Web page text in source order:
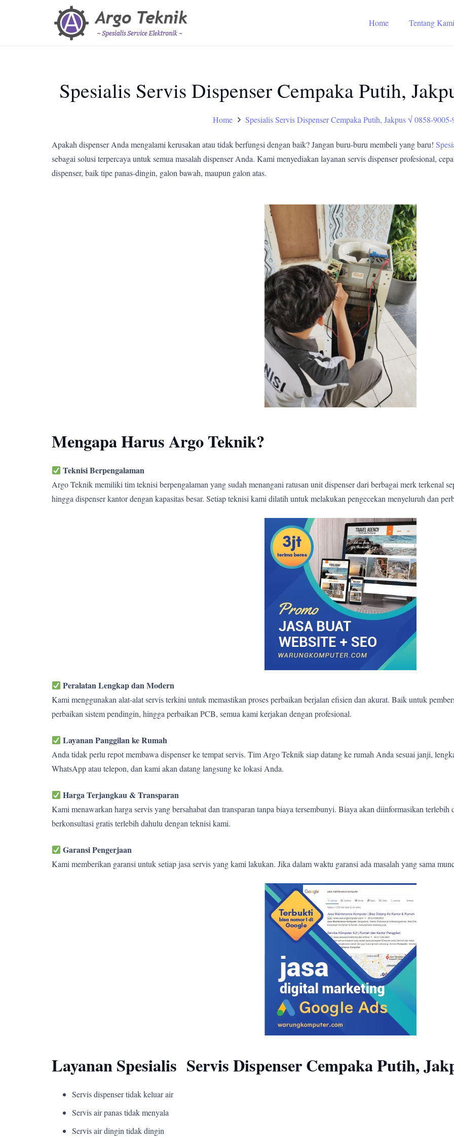
Home Tentang
Spesialis Servis Dispenser Cempaka Putih,
Home Spesialis Servis Dispenser Cempaka Putih, Jakpus √ 0858-
Apakah dispenser Anda mengalami kerusakan atau tidak berfungsi dengan baik? Jangan buru-buru membeli yang baru!
sebagai solusi terpercaya untuk semua masalah dispenser Anda. Kami menyediakan layanan servis dispenser profesional,
dispenser, baik tipe panas-dingin, galon bawah, maupun galon atas.
Mengapa Harus Argo Teknik?
Teknisi Berpengalaman
Argo Teknik memiliki tim teknisi berpengalaman yang sudah menangani ratusan unit dispenser dari berbagai merk terkenal
hingga dispenser kantor dengan kapasitas besar. Setiap teknisi kami dilatih untuk melakukan pengecekan menyeluruh dan
Peralatan Lengkap dan Modern
Kami menggunakan alat-alat servis terkini untuk memastikan proses perbaikan berjalan efisien dan akurat. Baik untuk
perbaikan sistem pendingin, hingga perbaikan PCB, semua kami kerjakan dengan profesional.
Layanan Panggilan ke Rumah
Anda tidak perlu repot membawa dispenser ke tempat servis. Tim Argo Teknik siap datang ke rumah Anda sesuai janji,
WhatsApp atau telepon, dan kami akan datang langsung ke lokasi Anda.
Harga Terjangkau & Transparan
Kami menawarkan harga servis yang bersahabat dan transparan tanpa biaya tersembunyi. Biaya akan diinformasikan
berkonsultasi gratis terlebih dahulu dengan teknisi kami.
Garansi Pengerjaan
Kami memberikan garansi untuk setiap jasa servis yang kami lakukan. Jika dalam waktu garansi ada masalah yang sama
Layanan Spesialis Servis Dispenser Cempaka Putih,
Servis dispenser tidak keluar air
Servis air panas tidak menyala
Servis air dingin tidak dingin